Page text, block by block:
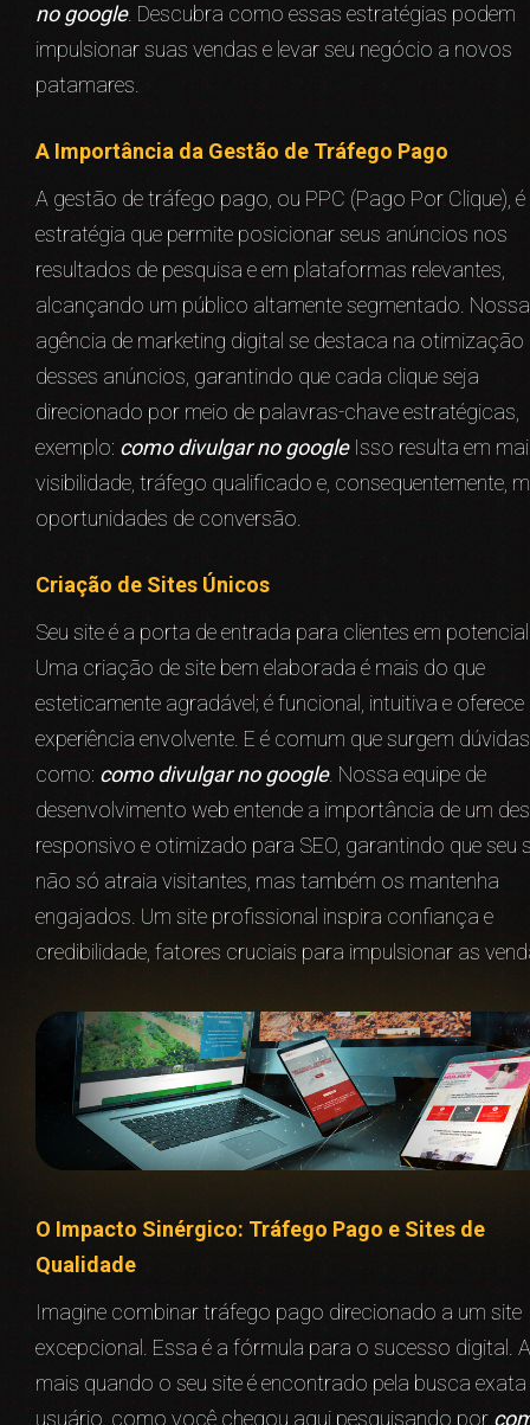
no google. Descubra como essas estratégias podem
impulsionar suas vendas e levar seu negócio a novos
patamares.
A Importância da Gestão de Tráfego Pago
A gestão de tráfego pago, ou PPC (Pago Por Clique),
estratégia que permite posicionar seus anúncios nos
resultados de pesquisa e em plataformas relevantes,
alcançando um público altamente segmentado. Nossa
agência de marketing digital se destaca na otimização
desses anúncios, garantindo que cada clique seja
direcionado por meio de palavras-chave estratégicas,
exemplo: como divulgar no googleIsso resulta em
visibilidade, tráfego qualificado e, consequentemente,
oportunidades de conversão.
Criação de Sites Únicos
Seu site é a porta de entrada para clientes em
Uma criação de site bem elaborada é mais do que
esteticamente agradável; é funcional, intuitiva e oferece
experiência envolvente. E é comum que surgem dúvidas
como: como divulgar no google. Nossa equipe de
desenvolvimento web entende a importância de um
responsivo e otimizado para SEO, garantindo que seu
não só atraia visitantes, mas também os mantenha
engajados. Um site profissional inspira confiança e
credibilidade, fatores cruciais para impulsionar as
O Impacto Sinérgico: Tráfego Pago e Sites de
Qualidade
Imagine combinar tráfego pago direcionado a um site
excepcional. Essa é a fórmula para o sucesso digital.
mais quando o seu site é encontrado pela busca
usuário, como você chegou aqui pesquisando por